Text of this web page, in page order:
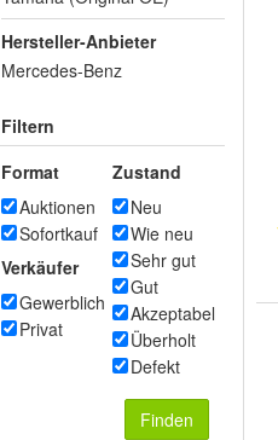
Hersteller-Anbieter
Mercedes-Benz
Filtern
Format
Auktionen
Sofortkauf
Verkäufer
Gewerblich
Privat
Zustand
Neu
Wie neu
Sehr gut
Gut
Akzeptabel
Überholt
Defekt
Finden